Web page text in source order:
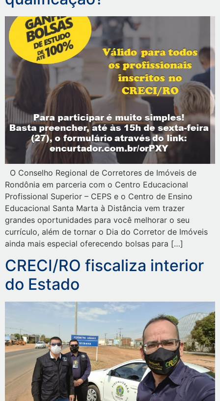
O Conselho Regional de Corretores de Imóveis de
Rondônia em parceria com o Centro Educacional
Profissional Superior – CEPS e o Centro de Ensino
Educacional Santa Marta à Distância vem trazer
grandes oportunidades para você melhorar o seu
currículo, além de tornar o Dia do Corretor de Imóveis
ainda mais especial oferecendo bolsas para […]
CRECI/RO fiscaliza interior
do Estado